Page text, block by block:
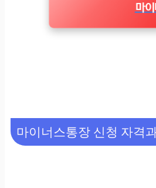
마이
마이너스통장 신청 자격